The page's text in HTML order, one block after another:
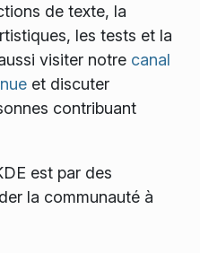
de texte, la
les tests et la
visiter notre canal
et discuter
contribuant
est par des
la communauté à